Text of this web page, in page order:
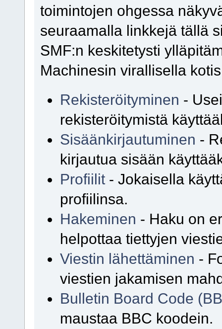
toimintojen ohgessa
seuraamalla linkkejä tällä
SMF:n keskitetysti
Machinesin virallisella
Rekisteröityminen -
rekisteröitymistä
Sisäänkirjautuminen -
kirjautua sisään
Profiilit - Jokaisella
profiilinsa.
Hakeminen - Haku on
helpottaa tiettyjen
Viestin lähettäminen -
viestien jakamisen
Bulletin Board Code
maustaa BBC koodein.